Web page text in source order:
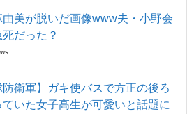
由美が脱いだ画像www夫・小野会
だった？
防衛軍】ガキ使バスで方正の後ろ
ていた女子高生が可愛いと話題に